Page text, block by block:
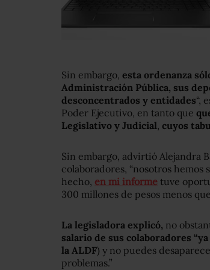
Sin embargo, esta ordenanza
Administración Pública, sus
desconcentrados y entidades“,
Poder Ejecutivo, en tanto que
Legislativo y Judicial, cuyos
Sin embargo, advirtió Alejandra
colaboradores, “nosotros
hecho, en mi informe tuve
300 millones de pesos menos
La legisladora explicó, no
salario de sus colaboradores
la ALDF) y no puedes
problemas.”